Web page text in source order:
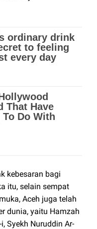
kebesaran bagi
itu, selain sempat
Aceh juga telah
dunia, yaitu Hamzah
Syekh Nuruddin Ar-